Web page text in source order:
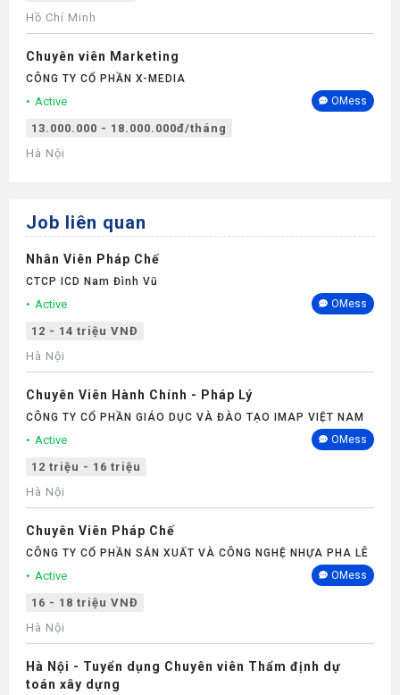
Hồ Chí Minh
Chuyên viên Marketing
CÔNG TY CỔ PHẦN X-MEDIA
Active OMess
13.000.000 - 18.000.000đ/tháng
Hà Nội
Job liên quan
Nhân Viên Pháp Chế
CTCP ICD Nam Đình Vũ
Active OMess
12 - 14 triệu VNĐ
Hà Nội
Chuyên Viên Hành Chính - Pháp Lý
CÔNG TY CỔ PHẦN GIÁO DỤC VÀ ĐÀO TẠO IMAP VIỆT NAM
Active OMess
12 triệu - 16 triệu
Hà Nội
Chuyên Viên Pháp Chế
CÔNG TY CỔ PHẦN SẢN XUẤT VÀ CÔNG NGHỆ NHỰA PHA LÊ
Active OMess
16 - 18 triệu VNĐ
Hà Nội
Hà Nội - Tuyển dụng Chuyên viên Thẩm định dự
toán xây dựng